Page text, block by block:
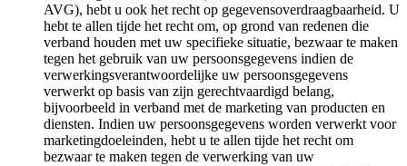
AVG), hebt u ook het recht op gegevensoverdraagbaarheid. U
hebt te allen tijde het recht om, op grond van redenen die
verband houden met uw specifieke situatie, bezwaar te maken
tegen het gebruik van uw persoonsgegevens indien de
verwerkingsverantwoordelijke uw persoonsgegevens
verwerkt op basis van zijn gerechtvaardigd belang,
bijvoorbeeld in verband met de marketing van producten en
diensten. Indien uw persoonsgegevens worden verwerkt voor
marketingdoeleinden, hebt u te allen tijde het recht om
bezwaar te maken tegen de verwerking van uw